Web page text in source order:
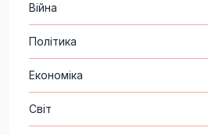
Війна
Політика
Економіка
Світ